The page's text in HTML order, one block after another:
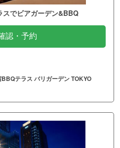
スでビアガーデン&BBQ
認・予約
テラス バリガーデン TOKYO